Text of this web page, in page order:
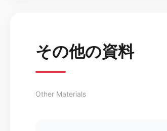
その他の資料
Other Materials